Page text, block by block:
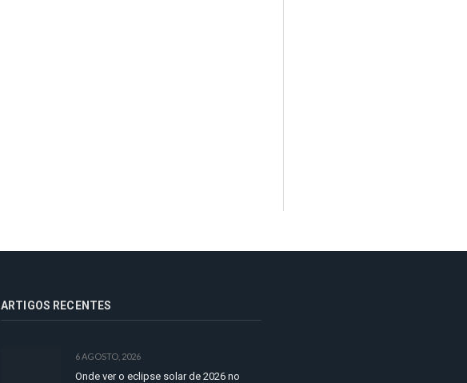
ARTIGOS RECENTES
6 AGOSTO, 2026
Onde ver o eclipse solar de 2026 no